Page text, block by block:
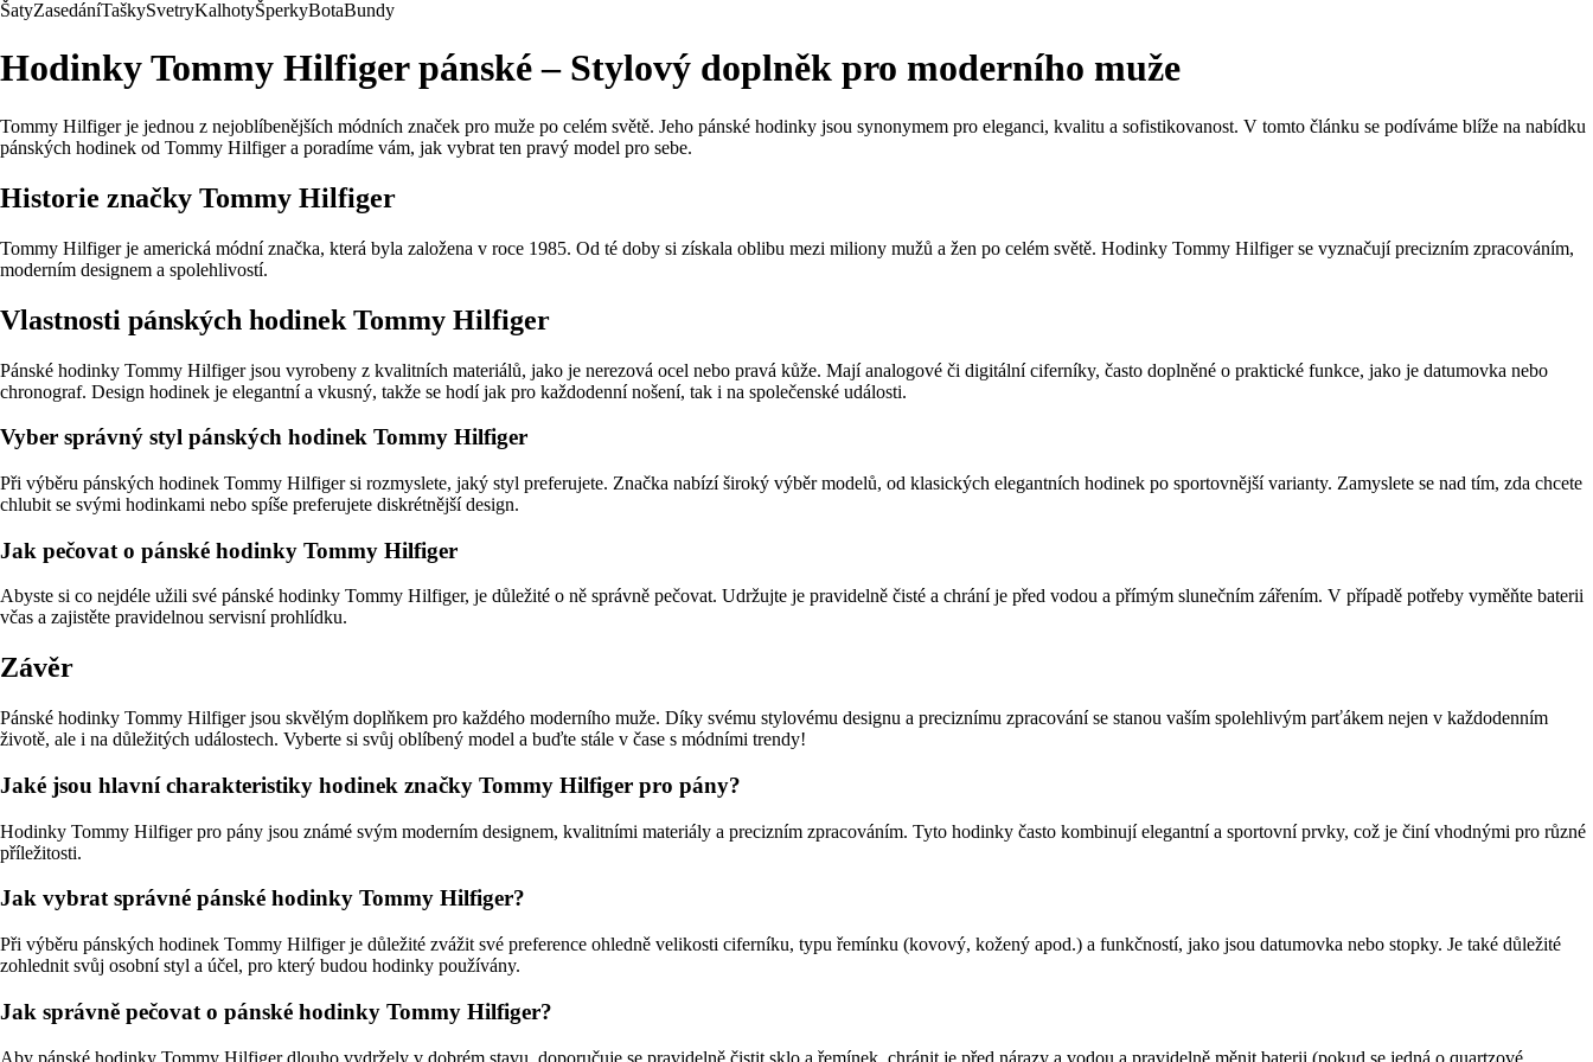
ŠatyZasedáníTaškySvetryKalhotyŠperkyBotaBundy
Hodinky Tommy Hilfiger pánské – Stylový doplněk pro moderního muže
Tommy Hilfiger je jednou z nejoblíbenějších módních značek pro muže po celém světě. Jeho pánské hodinky jsou synonymem pro eleganci, kvalitu a sofistikovanost. V tomto článku se podíváme blíže na nabídku
pánských hodinek od Tommy Hilfiger a poradíme vám, jak vybrat ten pravý model pro sebe.
Historie značky Tommy Hilfiger
Tommy Hilfiger je americká módní značka, která byla založena v roce 1985. Od té doby si získala oblibu mezi miliony mužů a žen po celém světě. Hodinky Tommy Hilfiger se vyznačují precizním zpracováním,
moderním designem a spolehlivostí.
Vlastnosti pánských hodinek Tommy Hilfiger
Pánské hodinky Tommy Hilfiger jsou vyrobeny z kvalitních materiálů, jako je nerezová ocel nebo pravá kůže. Mají analogové či digitální ciferníky, často doplněné o praktické funkce, jako je datumovka nebo
chronograf. Design hodinek je elegantní a vkusný, takže se hodí jak pro každodenní nošení, tak i na společenské události.
Vyber správný styl pánských hodinek Tommy Hilfiger
Při výběru pánských hodinek Tommy Hilfiger si rozmyslete, jaký styl preferujete. Značka nabízí široký výběr modelů, od klasických elegantních hodinek po sportovnější varianty. Zamyslete se nad tím, zda chcete
chlubit se svými hodinkami nebo spíše preferujete diskrétnější design.
Jak pečovat o pánské hodinky Tommy Hilfiger
Abyste si co nejdéle užili své pánské hodinky Tommy Hilfiger, je důležité o ně správně pečovat. Udržujte je pravidelně čisté a chrání je před vodou a přímým slunečním zářením. V případě potřeby vyměňte baterii
včas a zajistěte pravidelnou servisní prohlídku.
Závěr
Pánské hodinky Tommy Hilfiger jsou skvělým doplňkem pro každého moderního muže. Díky svému stylovému designu a preciznímu zpracování se stanou vaším spolehlivým parťákem nejen v každodenním
životě, ale i na důležitých událostech. Vyberte si svůj oblíbený model a buďte stále v čase s módními trendy!
Jaké jsou hlavní charakteristiky hodinek značky Tommy Hilfiger pro pány?
Hodinky Tommy Hilfiger pro pány jsou známé svým moderním designem, kvalitními materiály a precizním zpracováním. Tyto hodinky často kombinují elegantní a sportovní prvky, což je činí vhodnými pro různé
příležitosti.
Jak vybrat správné pánské hodinky Tommy Hilfiger?
Při výběru pánských hodinek Tommy Hilfiger je důležité zvážit své preference ohledně velikosti ciferníku, typu řemínku (kovový, kožený apod.) a funkčností, jako jsou datumovka nebo stopky. Je také důležité
zohlednit svůj osobní styl a účel, pro který budou hodinky používány.
Jak správně pečovat o pánské hodinky Tommy Hilfiger?
Aby pánské hodinky Tommy Hilfiger dlouho vydržely v dobrém stavu, doporučuje se pravidelně čistit sklo a řemínek, chránit je před nárazy a vodou a pravidelně měnit baterii (pokud se jedná o quartzové